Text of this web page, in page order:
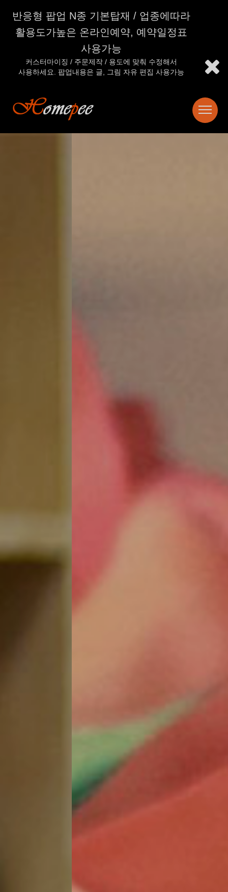
반응형 팝업 N종 기본탑재 / 업종에따라
활용도가높은 온라인예약, 예약일정표
사용가능
커스터마이징 / 주문제작 / 용도에 맞춰 수정해서
사용하세요. 팝업내용은 글, 그림 자유 편집 사용가능